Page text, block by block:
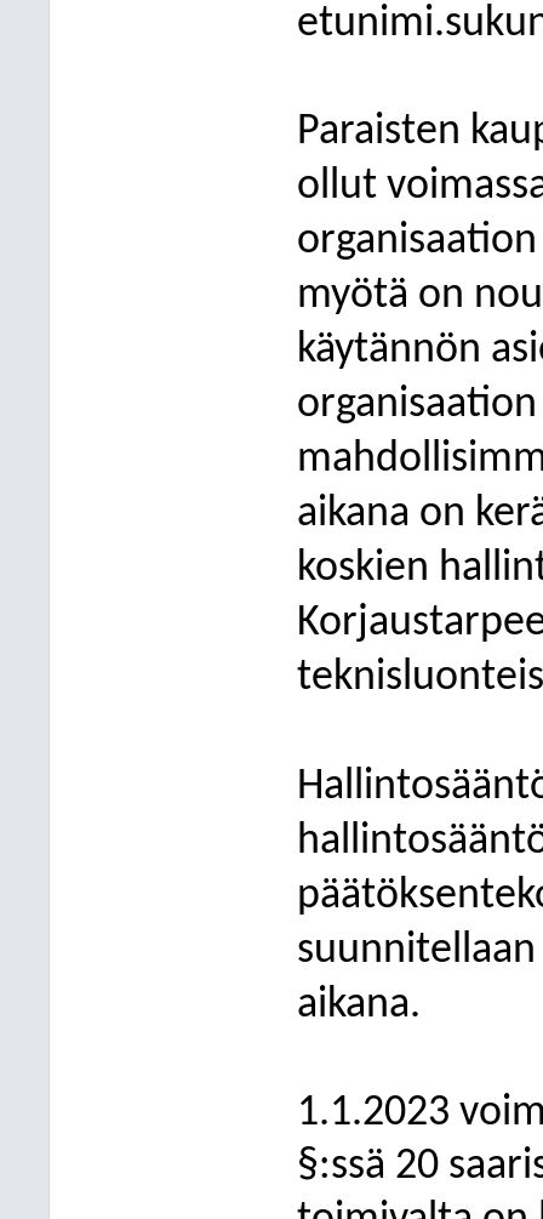
Paraisten
ollut
myötä on
käytännön
aikana on
koskien
suunnitellaan
aikana.
1.1.2023
§:ssä 20